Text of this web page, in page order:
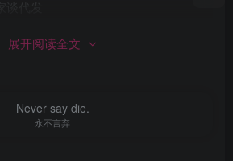
号用什么样的账号更容易爆单?
展开阅读全文
Never say die.
永不言弃